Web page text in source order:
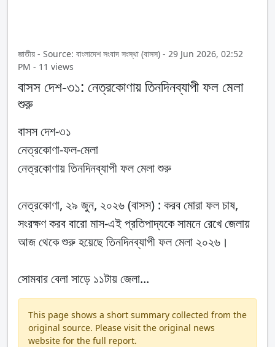
জাতীয় - Source: বাংলাদেশ সংবাদ সংস্থা (বাসস) - 29 Jun 2026, 02:52
PM - 11 views
বাসস দেশ-৩১: নেত্রকোণায় তিনদিনব্যাপী ফল মেলা
শুরু
বাসস দেশ-৩১
নেত্রকোণা-ফল-মেলা
নেত্রকোণায় তিনদিনব্যাপী ফল মেলা শুরু
নেত্রকোণা, ২৯ জুন, ২০২৬ (বাসস) : করব মোরা ফল চাষ,
সংরক্ষণ করব বারো মাস-এই প্রতিপাদ্যকে সামনে রেখে জেলায়
আজ থেকে শুরু হয়েছে তিনদিনব্যাপী ফল মেলা ২০২৬।
সোমবার বেলা সাড়ে ১১টায় জেলা...
This page shows a short summary collected from the
original source. Please visit the original news
website for the full report.